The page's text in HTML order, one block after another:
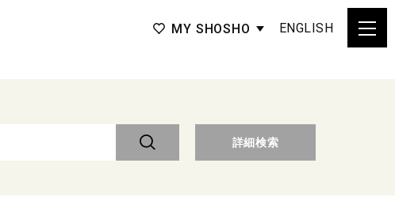
MY SHOSHO ENGLISH
詳細検索